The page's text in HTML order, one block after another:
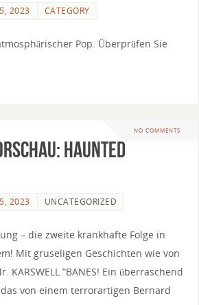
2023 CATEGORY
Pop. Überprüfen Sie
NO COMMENTS
Haunted
2023 UNCATEGORIZED
– die zweite krankhafte Folge in
Mit gruseligen Geschichten wie von
KARSWELL ”BANES! Ein überraschend
von einem terrorartigen Bernard